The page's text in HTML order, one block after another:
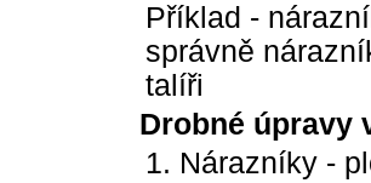
Příklad -
správně
talíři
Drobné úpravy
1. Nárazníky -